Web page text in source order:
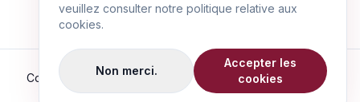
Copyright © LUX-PRO-IMMO, 2026
Tous droits réservés
Politique de confidentialité
Politique des cookies
veuillez consulter notre politique relative aux
cookies.
Non merci.
Accepter les
cookies